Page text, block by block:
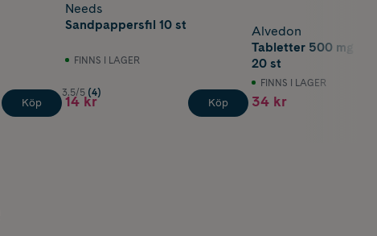
Köp
Needs
Sandpappersfil 10 st
FINNS I LAGER
3.5/5 (4)
14 kr Köp
Alvedon
Tabletter 500 mg
20 st
FINNS I LAGER
34 kr